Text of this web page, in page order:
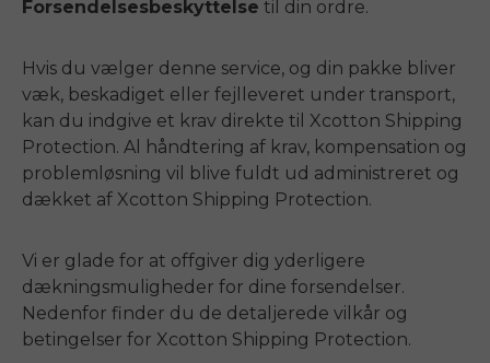
Forsendelsesbeskyttelse til din ordre.
Hvis du vælger denne service, og din pakke bliver
væk, beskadiget eller fejlleveret under transport,
kan du indgive et krav direkte til Xcotton Shipping
Protection. Al håndtering af krav, kompensation og
problemløsning vil blive fuldt ud administreret og
dækket af Xcotton Shipping Protection.
Vi er glade for at offgiver dig yderligere
dækningsmuligheder for dine forsendelser.
Nedenfor finder du de detaljerede vilkår og
betingelser for Xcotton Shipping Protection.